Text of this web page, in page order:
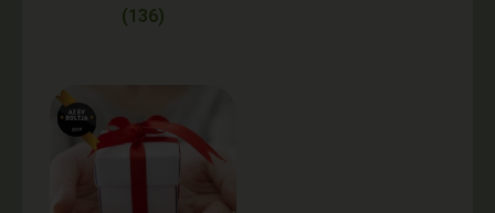
(136)